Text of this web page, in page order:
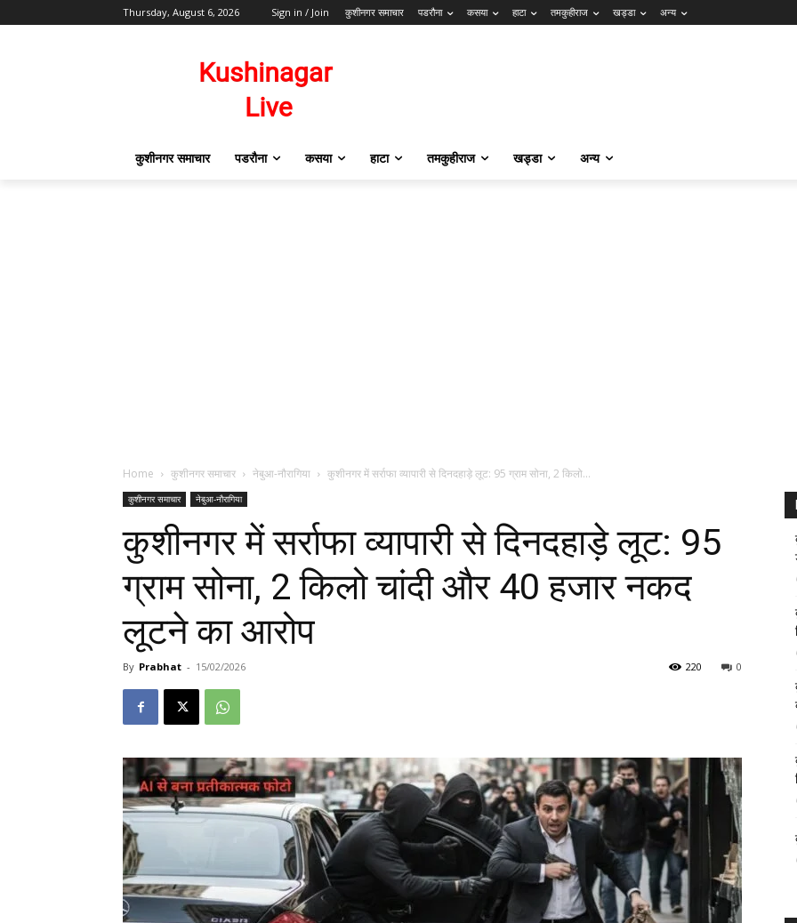
Thursday, August 6, 2026 Sign in / Join कुशीनगर समाचार पडरौना कसया हाटा तमकुहीराज खड्डा अन्य
कुशीनगर समाचार पडरौना कसया हाटा तमकुहीराज खड्डा अन्य
Home कुशीनगर समाचार नेबुआ-नौरागिया कुशीनगर में सर्राफा व्यापारी से दिनदहाड़े लूट: 95 ग्राम सोना, 2 किलो...
कुशीनगर समाचार नेबुआ-नौरागिया
कुशीनगर में सर्राफा व्यापारी से दिनदहाड़े लूट: 95
ग्राम सोना, 2 किलो चांदी और 40 हजार नकद
लूटने का आरोप
By Prabhat - 15/02/2026 0
220